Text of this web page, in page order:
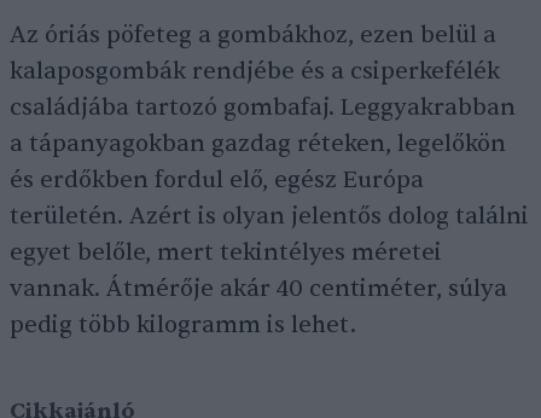
Az óriás pöfeteg a gombákhoz, ezen belül a
kalaposgombák rendjébe és a csiperkefélék
családjába tartozó gombafaj. Leggyakrabban
a tápanyagokban gazdag réteken, legelőkön
és erdőkben fordul elő, egész Európa
területén. Azért is olyan jelentős dolog találni
egyet belőle, mert tekintélyes méretei
vannak. Átmérője akár 40 centiméter, súlya
pedig több kilogramm is lehet.
Cikkajánló